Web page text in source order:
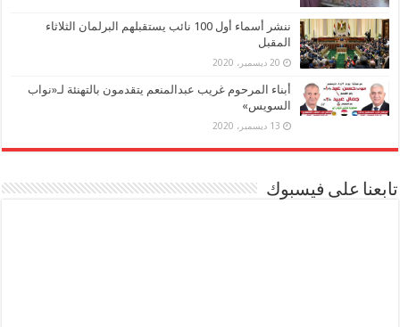
ننشر أسماء أول 100 نائب يستقبلهم البرلمان الثلاثاء
المقبل
20 ديسمبر، 2020
أبناء المرحوم غريب عبدالمنعم يتقدمون بالتهنئة لـ«نواب
السويس»
13 ديسمبر، 2020
تابعنا على فيسبوك